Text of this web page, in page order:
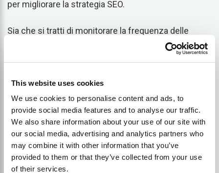
This website uses cookies
We use cookies to personalise content and ads, to
provide social media features and to analyse our traffic.
We also share information about your use of our site with
our social media, advertising and analytics partners who
may combine it with other information that you’ve
provided to them or that they’ve collected from your use
of their services.
per migliorare la strategia SEO.
Sia che si tratti di monitorare la frequenza delle
menzioni, il sentiment o le prestazioni dei
approfondimenti necessari per essere
2. LLMrefs
LLMrefs tiene traccia della visibilità, delle menzioni e
delle citazioni nelle risposte dell'AI, con funzioni di
benchmarking della concorrenza per misurare il